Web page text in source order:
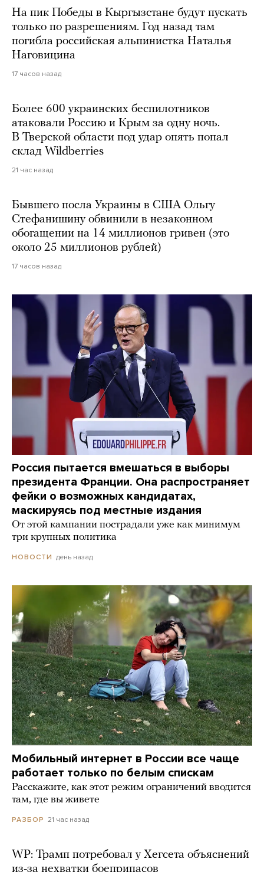
На пик Победы в Кыргызстане будут пускать
только по разрешениям. Год назад там
погибла российская альпинистка Наталья
Наговицина
17 часов назад
Более 600 украинских беспилотников
атаковали Россию и Крым за одну ночь.
В Тверской области под удар опять попал
склад Wildberries
21 час назад
Бывшего посла Украины в США Ольгу
Стефанишину обвинили в незаконном
обогащении на 14 миллионов гривен (это
около 25 миллионов рублей)
17 часов назад
Россия пытается вмешаться в выборы
президента Франции. Она распространяет
фейки о возможных кандидатах,
маскируясь под местные издания
От этой кампании пострадали уже как минимум
три крупных политика
НОВОСТИ день назад
Мобильный интернет в России все чаще
работает только по белым спискам
Расскажите, как этот режим ограничений вводится
там, где вы живете
РАЗБОР 21 час назад
WP: Трамп потребовал у Хегсета объяснений
из-за нехватки боеприпасов